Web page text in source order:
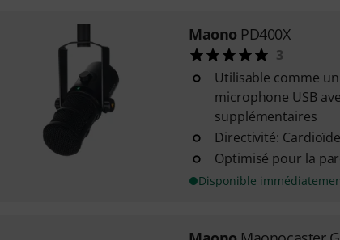
Maono PD400X
3
Utilisable comme
microphone USB
supplémentaires
Directivité: Cardioïde
Optimisé pour la
Disponible